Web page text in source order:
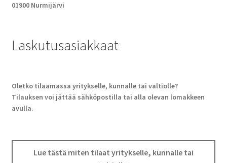
01900 Nurmijärvi
Laskutusasiakkaat
Oletko tilaamassa yritykselle, kunnalle tai valtiolle?
Tilauksen voi jättää sähköpostilla tai alla olevan lomakkeen
avulla.
Lue tästä miten tilaat yritykselle, kunnalle tai